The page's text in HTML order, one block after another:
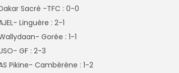
Sacré -TFC : 0-0
Linguère : 2-1
Gorée : 1-1
GF : 2-3
Pikine- Cambèrène : 1-2